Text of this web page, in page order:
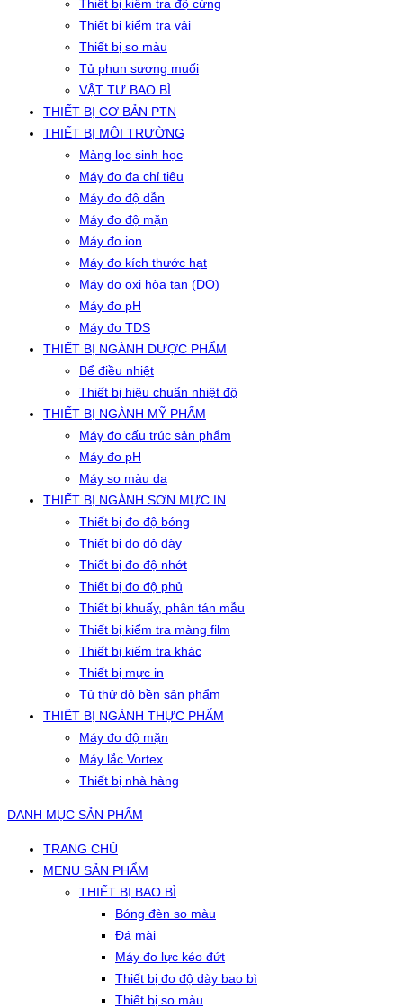
Thiết bị kiểm tra độ cứng
Thiết bị kiểm tra vải
Thiết bị so màu
Tủ phun sương muối
VẬT TƯ BAO BÌ
THIẾT BỊ CƠ BẢN PTN
THIẾT BỊ MÔI TRƯỜNG
Màng lọc sinh học
Máy đo đa chỉ tiêu
Máy đo độ dẫn
Máy đo độ mặn
Máy đo ion
Máy đo kích thước hạt
Máy đo oxi hòa tan (DO)
Máy đo pH
Máy đo TDS
THIẾT BỊ NGÀNH DƯỢC PHẨM
Bể điều nhiệt
Thiết bị hiệu chuẩn nhiệt độ
THIẾT BỊ NGÀNH MỸ PHẨM
Máy đo cấu trúc sản phẩm
Máy đo pH
Máy so màu da
THIẾT BỊ NGÀNH SƠN MỰC IN
Thiết bị đo độ bóng
Thiết bị đo độ dày
Thiết bị đo độ nhớt
Thiết bị đo độ phủ
Thiết bị khuấy, phân tán mẫu
Thiết bị kiểm tra màng film
Thiết bị kiểm tra khác
Thiết bị mực in
Tủ thử độ bền sản phẩm
THIẾT BỊ NGÀNH THỰC PHẨM
Máy đo độ mặn
Máy lắc Vortex
Thiết bị nhà hàng
DANH MỤC SẢN PHẨM
TRANG CHỦ
MENU SẢN PHẨM
THIẾT BỊ BAO BÌ
Bóng đèn so màu
Đá mài
Máy đo lực kéo đứt
Thiết bị đo độ dày bao bì
Thiết bị so màu